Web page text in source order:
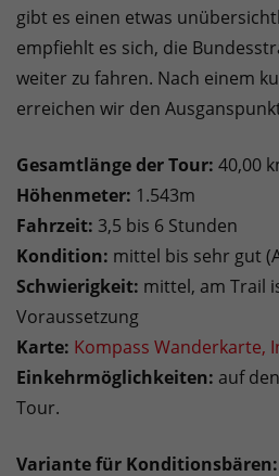
gibt es einen etwas
empfiehlt es sich, die
weiter zu fahren. Nach einem
erreichen wir den
Gesamtlänge der Tour: 40,00
Höhenmeter: 1.543m
Fahrzeit: 3,5 bis 6 Stunden
Kondition: mittel bis sehr gut
Schwierigkeit: mittel, am Trail
Voraussetzung
Karte: Kompass Wanderkarte,
Einkehrmöglichkeiten: auf
Tour.
Variante für Konditionsbären: